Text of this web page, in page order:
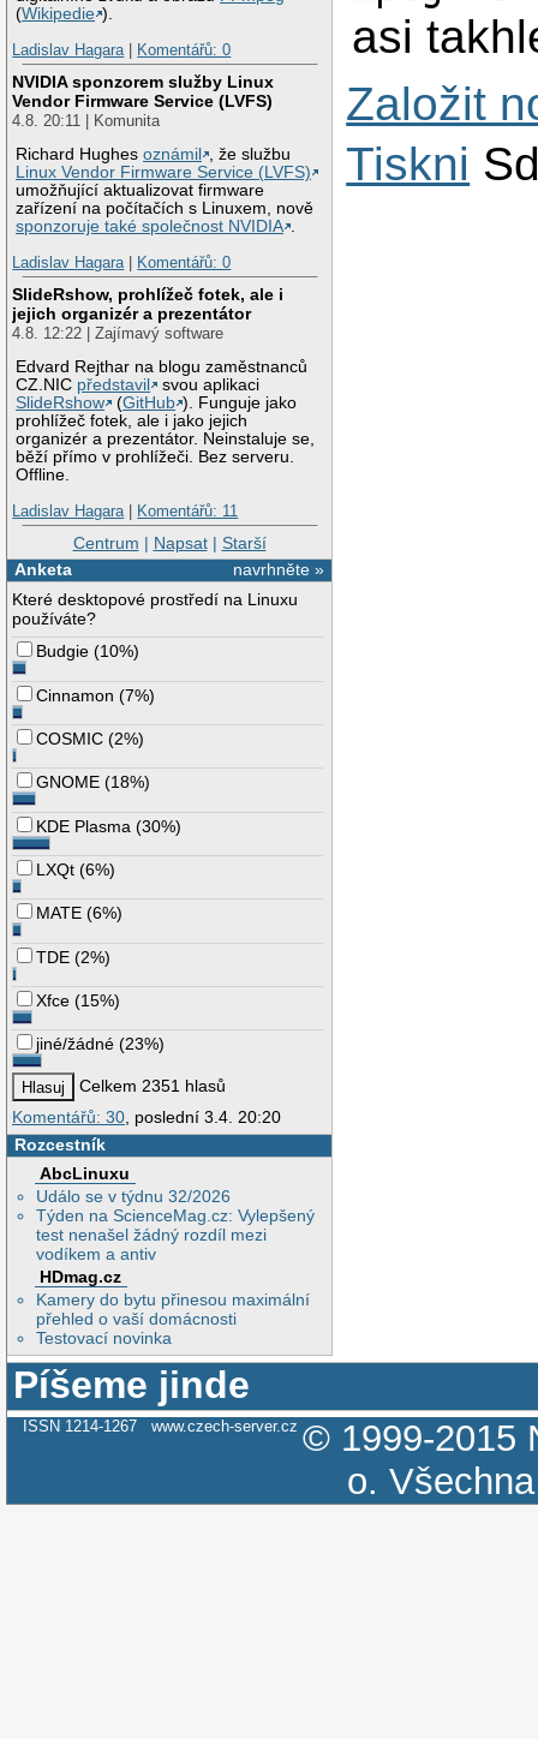
(Wikipedie ).
Ladislav Hagara| Komentářů: 0
NVIDIA sponzorem služby Linux
Vendor Firmware Service (LVFS)
4.8. 20:11 | Komunita
Richard Hughesoznámil
, že službu
Linux Vendor Firmware Service (LVFS)
umožňující aktualizovat firmware
zařízení na počítačích s Linuxem, nově
sponzoruje také společnost NVIDIA .
Ladislav Hagara| Komentářů: 0
SlideRshow, prohlížeč fotek, ale i
jejich organizér a prezentátor
4.8. 12:22 | Zajímavý software
Edvard Rejthar na blogu zaměstnanců
CZ.NIC představil
svou aplikaci
SlideRshow
(GitHub ). Funguje jako
prohlížeč fotek, ale i jako jejich
organizér a prezentátor. Neinstaluje se,
běží přímo v prohlížeči. Bez serveru.
Offline.
Ladislav Hagara| Komentářů: 11
Centrum | Napsat| Starší
navrhněte »
Anketa
Které desktopové prostředí na Linuxu
používáte?
Budgie (10%)
Cinnamon (7%)
COSMIC (2%)
GNOME (18%)
KDE Plasma (30%)
LXQt (6%)
MATE (6%)
TDE (2%)
Xfce (15%)
jiné/žádné (23%)
Celkem 2351 hlasů
Komentářů: 30 , poslední 3.4. 20:20
Rozcestník
AbcLinuxu
Událo se v týdnu 32/2026
Týden na ScienceMag.cz: Vylepšený
test nenašel žádný rozdíl mezi
vodíkem a antiv
HDmag.cz
Kamery do bytu přinesou maximální
přehled o vaší domácnosti
Testovací novinka
asi
Založit
Tiskni
Píšeme jinde
ISSN 1214-1267 www.czech-server.cz © 1999-2015
o.